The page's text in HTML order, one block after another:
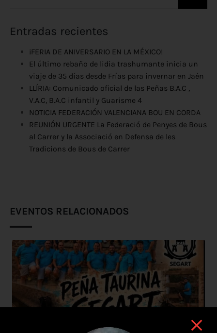
Entradas recientes
¡FERIA DE ANIVERSARIO EN LA MÉXICO!
El último rebaño de lidia trashumante inicia un
viaje de 35 días desde Frías para invernar en Jaén
LLÍRIA: Comunicado oficial de las Peñas B.A.C ,
V.A.C, B.A.C infantil y Guarisme 4
NOTICIA FEDERACIÓN VALENCIANA BOU EN CORDA
REUNIÓN URGENTE La Federació de Penyes de Bous
al Carrer y la Associació en Defensa de les
Tradicions de Bous de Carrer
EVENTOS RELACIONADOS